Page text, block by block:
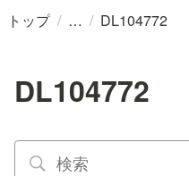
トップ / / DL104772
DL104772